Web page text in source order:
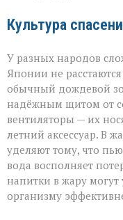
Культура
У разных народов
Японии не
обычный дождевой
надёжным щитом от
вентиляторы — их
летний аксессуар. В
уделяют тому, что
вода восполняет
напитки в жару могут
организму